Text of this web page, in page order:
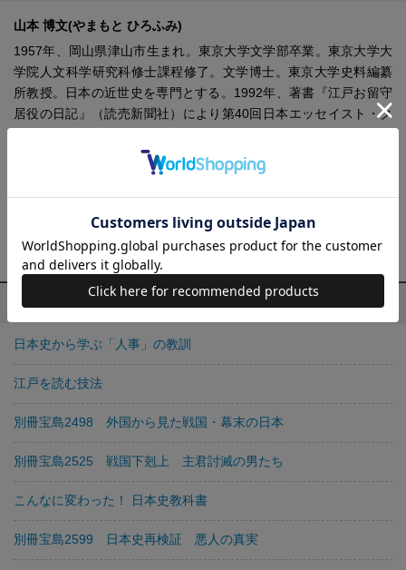
山本 博文(やまもと ひろふみ)
1957年、岡山県津山市生まれ。東京大学文学部卒業。東京大学大
学院人文科学研究科修士課程修了。文学博士。東京大学史料編纂
所教授。日本の近世史を専門とする。1992年、著書『江戸お留守
居役の日記』（読売新聞社）により第40回日本エッセイスト・ク
川弘文館）、『信長の血統』（文春新書）、『歴史をつかむ技
法』（新潮新書）、『天皇125代と日本の歴史』（光文社新書）、
『歴史の勉強法-確かな教養を手に入れる』（PHP新書）など著書
多数。『角川まんが学習シリーズ 日本の歴史』（全15巻）の監修
を担当。
山本 博文の他の作品
日本史から学ぶ「人事」の教訓
江戸を読む技法
別冊宝島2498 外国から見た戦国・幕末の日本
別冊宝島2525 戦国下剋上 主君討滅の男たち
こんなに変わった！ 日本史教科書
別冊宝島2599 日本史再検証 悪人の真実